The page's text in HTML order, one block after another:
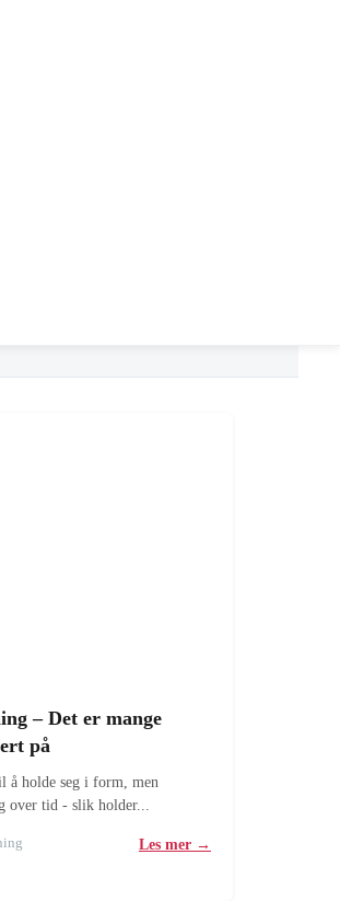
– Det er mange
på
å holde seg i form, men
over tid - slik holder...
Les mer →